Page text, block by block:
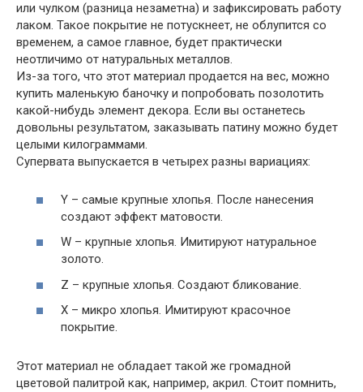
или чулком (разница незаметна) и зафиксировать работу
лаком. Такое покрытие не потускнеет, не облупится со
временем, а самое главное, будет практически
неотличимо от натуральных металлов.
Из-за того, что этот материал продается на вес, можно
купить маленькую баночку и попробовать позолотить
какой-нибудь элемент декора. Если вы останетесь
довольны результатом, заказывать патину можно будет
целыми килограммами.
Супервата выпускается в четырех разны вариациях:
Y – самые крупные хлопья. После нанесения
создают эффект матовости.
W – крупные хлопья. Имитируют натуральное
золото.
Z – крупные хлопья. Создают бликование.
X – микро хлопья. Имитируют красочное
покрытие.
Этот материал не обладает такой же громадной
цветовой палитрой как, например, акрил. Стоит помнить,